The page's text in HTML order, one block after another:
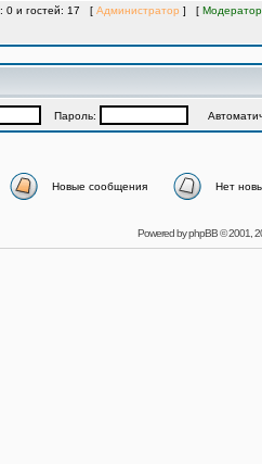
0 и гостей: 17 [ Администратор ] [ Модератор
Пароль:
Новые сообщения Нет
Powered byphpBB© 2001,